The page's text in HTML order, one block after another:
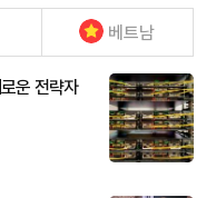
베트남
운 전략자